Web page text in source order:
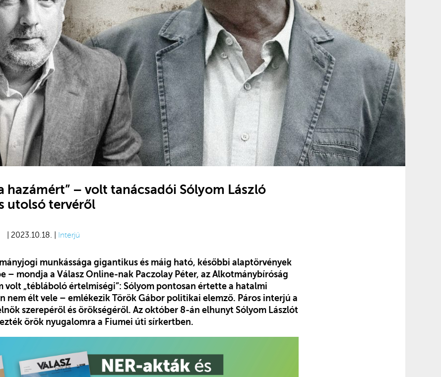
hazámért” – volt tanácsadói Sólyom László
utolsó tervéről
| 2023.10.18. | Interjú
munkássága gigantikus és máig ható, későbbi alaptörvények
– mondja a Válasz Online-nak Paczolay Péter, az Alkotmánybíróság
volt „tébláboló értelmiségi”: Sólyom pontosan értette a hatalmi
nem élt vele – emlékezik Török Gábor politikai elemző. Páros interjú a
szerepéről és örökségéről. Az október 8-án elhunyt Sólyom Lászlót
örök nyugalomra a Fiumei úti sírkertben.